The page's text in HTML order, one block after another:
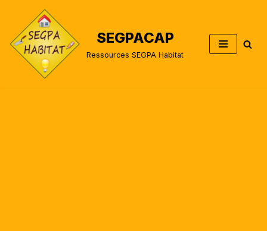
Aller
au
contenu
SEGPACAP
Ressources SEGPA Habitat